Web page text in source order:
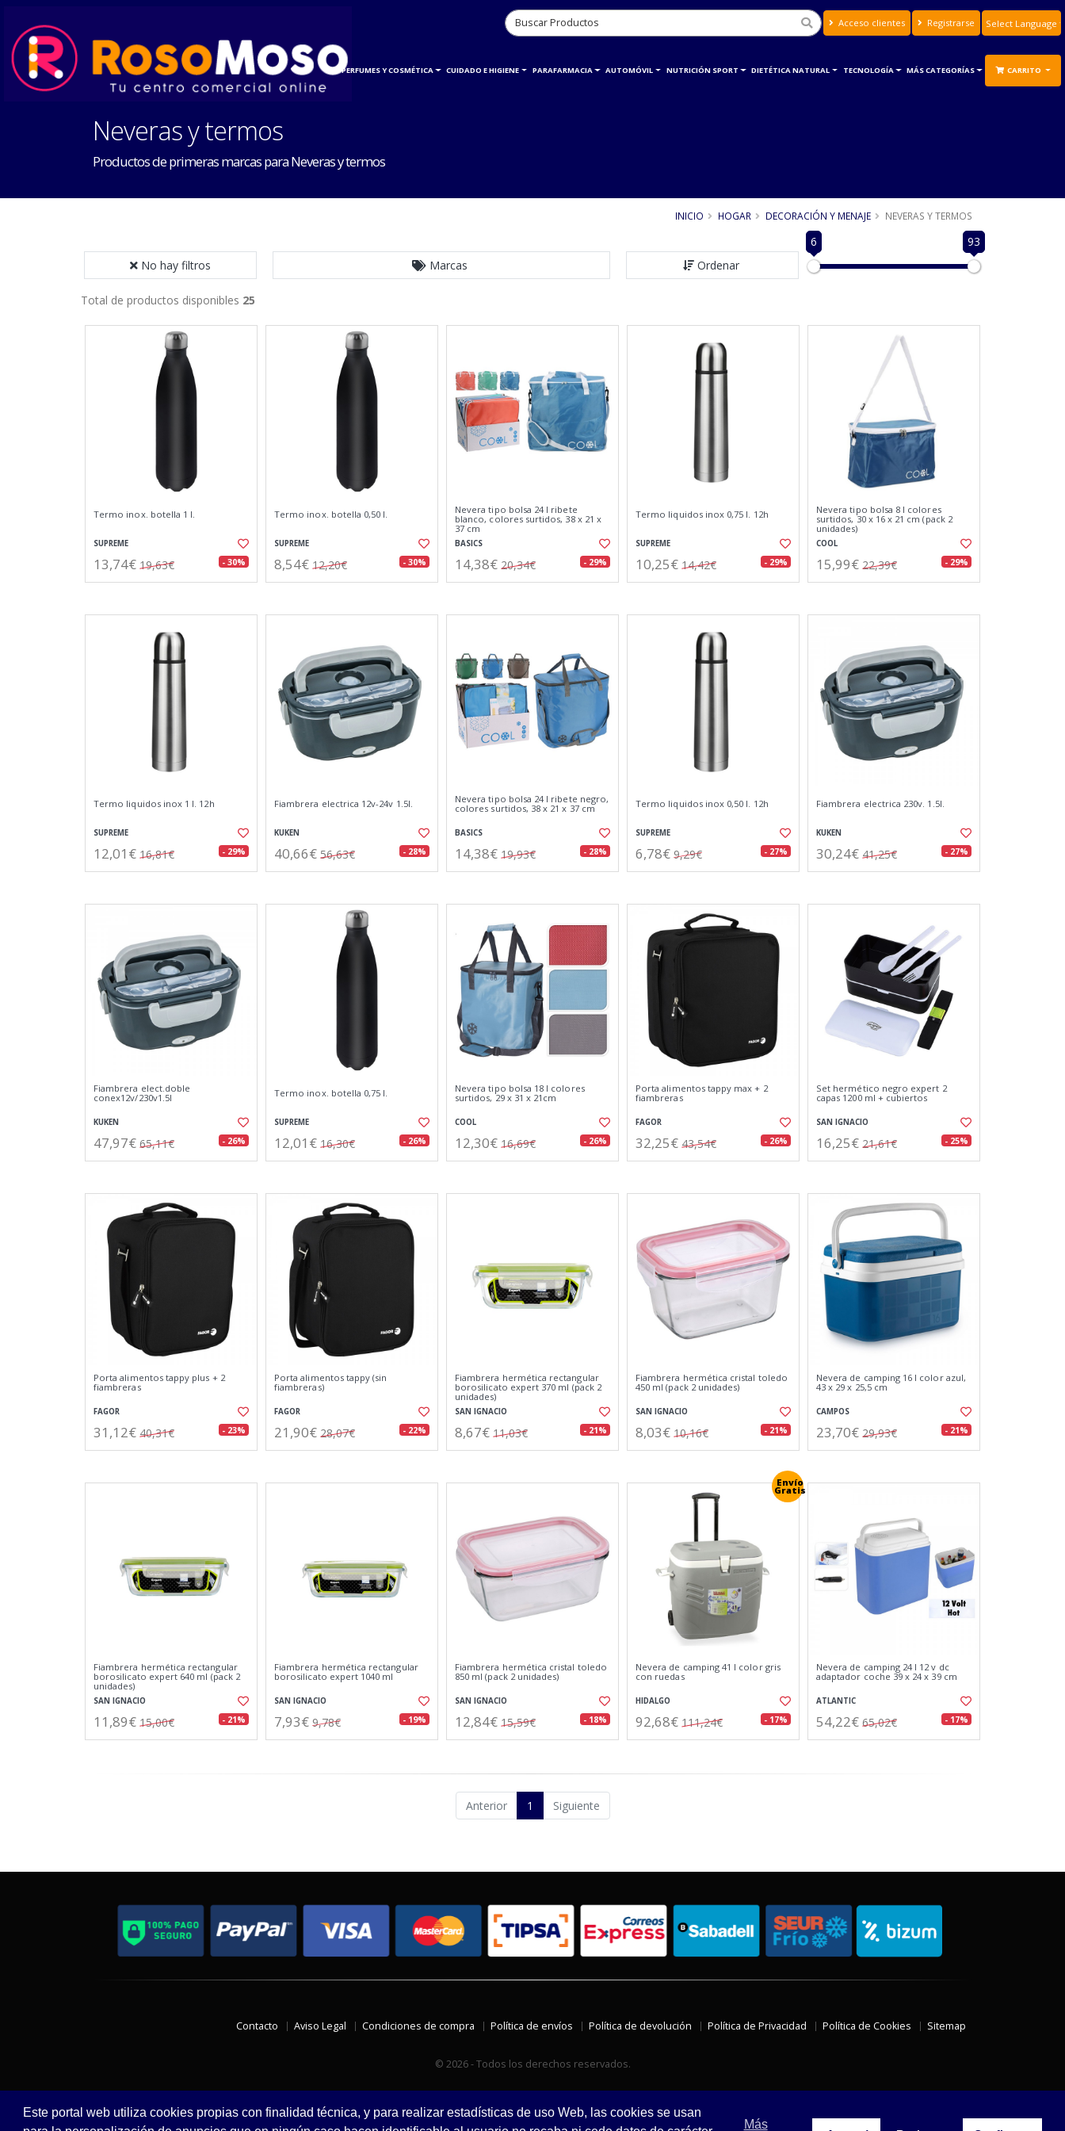
Este portal web utiliza cookies propias con finalidad técnica, y para realizar estadísticas de uso Web, las cookies se usan
Más
Acceso clientes Registrarse
Translate
INICIO HOGAR PERFUMES Y COSMÉTICA CUIDADO E HIGIENE PARAFARMACIA AUTOMÓVIL NUTRICIÓN SPORT DIETÉTICA NATURAL TECNOLOGÍA MÁS CATEGORÍAS CARRITO
Neveras y termos
Productos de primeras marcas para Neveras y termos
INICIO HOGAR DECORACIÓN Y MENAJE NEVERAS Y TERMOS
No hay filtros Marcas Ordenar
6 93
Total de productos disponibles 25
Termo inox. botella 1 l.
SUPREME
13,74€ 19,63€ - 30%
Termo inox. botella 0,50 l.
SUPREME
8,54€ 12,20€ - 30%
Nevera tipo bolsa 24 l ribete
blanco, colores surtidos, 38 x 21 x
37 cm
BASICS
14,38€ 20,34€ - 29%
Termo liquidos inox 0,75 l. 12h
SUPREME
10,25€ 14,42€ - 29%
Nevera tipo bolsa 8 l colores
surtidos, 30 x 16 x 21 cm (pack 2
unidades)
COOL
15,99€ 22,39€ - 29%
Termo liquidos inox 1 l. 12h
SUPREME
12,01€ 16,81€ - 29%
Fiambrera electrica 12v-24v 1.5l.
KUKEN
40,66€ 56,63€ - 28%
Nevera tipo bolsa 24 l ribete negro,
colores surtidos, 38 x 21 x 37 cm
BASICS
14,38€ 19,93€ - 28%
Termo liquidos inox 0,50 l. 12h
SUPREME
6,78€ 9,29€ - 27%
Fiambrera electrica 230v. 1.5l.
KUKEN
30,24€ 41,25€ - 27%
Fiambrera elect.doble
conex12v/230v1.5l
KUKEN
47,97€ 65,11€ - 26%
Termo inox. botella 0,75 l.
SUPREME
12,01€ 16,30€ - 26%
Nevera tipo bolsa 18 l colores
surtidos, 29 x 31 x 21cm
COOL
12,30€ 16,69€ - 26%
Porta alimentos tappy max + 2
fiambreras
FAGOR
32,25€ 43,54€ - 26%
Set hermético negro expert 2
capas 1200 ml + cubiertos
SAN IGNACIO
16,25€ 21,61€ - 25%
Porta alimentos tappy plus + 2
fiambreras
FAGOR
31,12€ 40,31€ - 23%
Porta alimentos tappy (sin
fiambreras)
FAGOR
21,90€ 28,07€ - 22%
Fiambrera hermética rectangular
borosilicato expert 370 ml (pack 2
unidades)
SAN IGNACIO
8,67€ 11,03€ - 21%
Fiambrera hermética cristal toledo
450 ml (pack 2 unidades)
SAN IGNACIO
8,03€ 10,16€ - 21%
Nevera de camping 16 l color azul,
43 x 29 x 25,5 cm
CAMPOS
23,70€ 29,93€ - 21%
Fiambrera hermética rectangular
borosilicato expert 640 ml (pack 2
unidades)
SAN IGNACIO
11,89€ 15,00€ - 21%
Fiambrera hermética rectangular
borosilicato expert 1040 ml
SAN IGNACIO
7,93€ 9,78€ - 19%
Fiambrera hermética cristal toledo
850 ml (pack 2 unidades)
SAN IGNACIO
12,84€ 15,59€ - 18%
Envío
Gratis
Nevera de camping 41 l color gris
con ruedas
HIDALGO
92,68€ 111,24€ - 17%
Nevera de camping 24 l 12 v dc
adaptador coche 39 x 24 x 39 cm
ATLANTIC
54,22€ 65,02€ - 17%
Anterior 1 Siguiente
Contacto Aviso Legal Condiciones de compra Política de envíos Política de devolución Política de Privacidad Política de Cookies Sitemap
© 2026 - Todos los derechos reservados.